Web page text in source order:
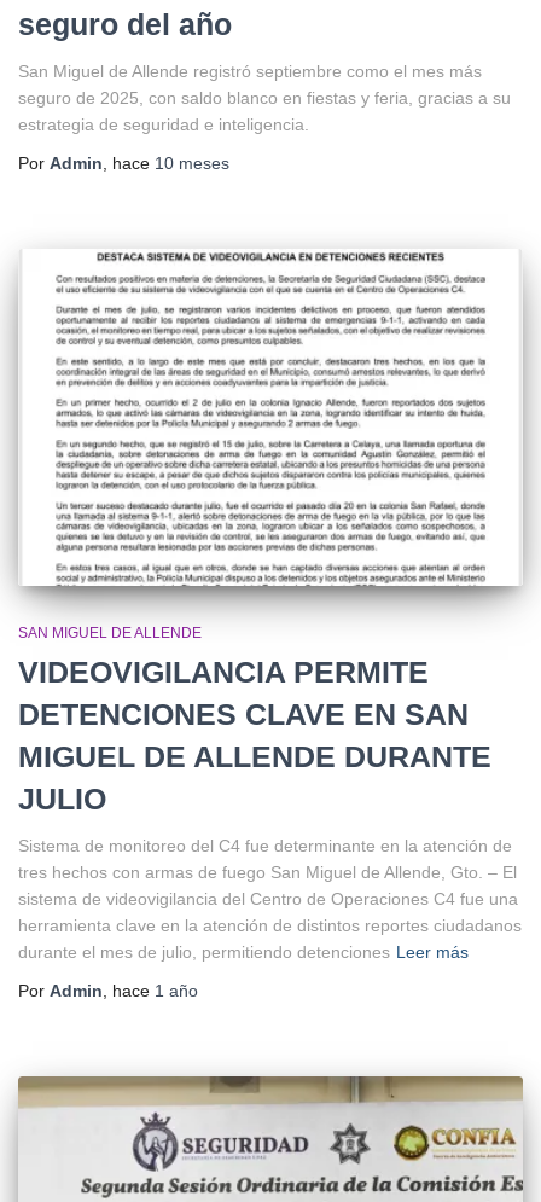
seguro del año
San Miguel de Allende registró septiembre como el mes más
seguro de 2025, con saldo blanco en fiestas y feria, gracias a su
estrategia de seguridad e inteligencia.
Por Admin , hace 10 meses
SAN MIGUEL DE ALLENDE
VIDEOVIGILANCIA PERMITE
DETENCIONES CLAVE EN SAN
MIGUEL DE ALLENDE DURANTE
JULIO
Sistema de monitoreo del C4 fue determinante en la atención de
tres hechos con armas de fuego San Miguel de Allende, Gto. – El
sistema de videovigilancia del Centro de Operaciones C4 fue una
herramienta clave en la atención de distintos reportes ciudadanos
durante el mes de julio, permitiendo detenciones Leer más
Por Admin , hace 1 año